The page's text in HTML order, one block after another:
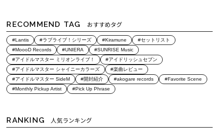
RECOMMEND TAG おすすめタグ
#Lantis #ラブライブ！シリーズ #Kiramune
#セットリスト
#MoooD Records
#UNIERA
#SUNRISE Music
#アイドルマスター ミリオンライブ！
#アイドリッシュセブン
#アイドルマスター シャイニーカラーズ
#楽曲レビュー
#アイドルマスター SideM
#開封紹介 #akogare records
#Favorite Scene
#Monthly Pickup Artist
#Pick Up Phrase
RANKING 人気ランキング